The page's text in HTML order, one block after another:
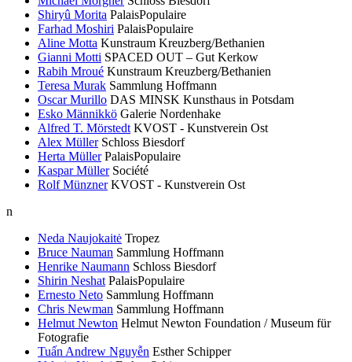
Shiryû Morita PalaisPopulaire
Farhad Moshiri PalaisPopulaire
Aline Motta Kunstraum Kreuzberg/Bethanien
Gianni Motti SPACED OUT – Gut Kerkow
Rabih Mroué Kunstraum Kreuzberg/Bethanien
Teresa Murak Sammlung Hoffmann
Oscar Murillo DAS MINSK Kunsthaus in Potsdam
Esko Männikkö Galerie Nordenhake
Alfred T. Mörstedt KVOST - Kunstverein Ost
Alex Müller Schloss Biesdorf
Herta Müller PalaisPopulaire
Kaspar Müller Société
Rolf Münzner KVOST - Kunstverein Ost
n
Neda Naujokaitė Tropez
Bruce Nauman Sammlung Hoffmann
Henrike Naumann Schloss Biesdorf
Shirin Neshat PalaisPopulaire
Ernesto Neto Sammlung Hoffmann
Chris Newman Sammlung Hoffmann
Helmut Newton Helmut Newton Foundation / Museum für
Fotografie
Tuấn Andrew Nguyễn Esther Schipper